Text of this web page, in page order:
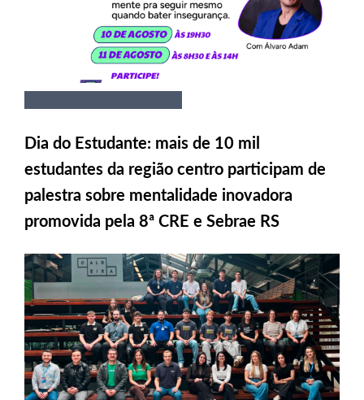
Dia do Estudante: mais de 10 mil
estudantes da região centro participam de
palestra sobre mentalidade inovadora
promovida pela 8ª CRE e Sebrae RS